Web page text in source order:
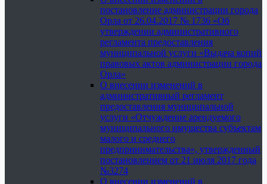
постановление администрации города
Орла от 26.04.2017 № 1736 «Об
утверждении административного
регламента предоставления
муниципальной услуги «Выдача копий
правовых актов администрации города
Орла»
О внесении изменений в
административный регламент
предоставления муниципальной
услуги «Отчуждение арендуемого
муниципального имущества субъектам
малого и среднего
предпринимательства», утвержденный
постановлением от 21 июля 2017 года
№3274
О внесении изменений в